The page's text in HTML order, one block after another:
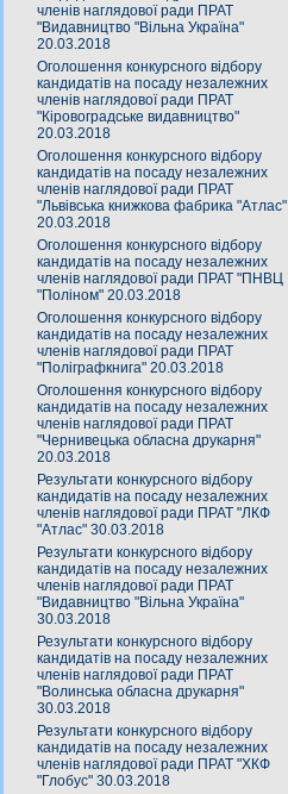
членів наглядової ради ПРАТ
"Видавництво "Вільна Україна"
20.03.2018
Оголошення конкурсного відбору
кандидатів на посаду незалежних
членів наглядової ради ПРАТ
"Кіровоградське видавництво"
20.03.2018
Оголошення конкурсного відбору
кандидатів на посаду незалежних
членів наглядової ради ПРАТ
"Львівська книжкова фабрика "Атлас"
20.03.2018
Оголошення конкурсного відбору
кандидатів на посаду незалежних
членів наглядової ради ПРАТ "ПНВЦ
"Поліном" 20.03.2018
Оголошення конкурсного відбору
кандидатів на посаду незалежних
членів наглядової ради ПРАТ
"Поліграфкнига" 20.03.2018
Оголошення конкурсного відбору
кандидатів на посаду незалежних
членів наглядової ради ПРАТ
"Чернивецька обласна друкарня"
20.03.2018
Результати конкурсного відбору
кандидатів на посаду незалежних
членів наглядової ради ПРАТ "ЛКФ
"Атлас" 30.03.2018
Результати конкурсного відбору
кандидатів на посаду незалежних
членів наглядової ради ПРАТ
"Видавництво "Вільна Україна"
30.03.2018
Результати конкурсного відбору
кандидатів на посаду незалежних
членів наглядової ради ПРАТ
"Волинська обласна друкарня"
30.03.2018
Результати конкурсного відбору
кандидатів на посаду незалежних
членів наглядової ради ПРАТ "ХКФ
"Глобус" 30.03.2018